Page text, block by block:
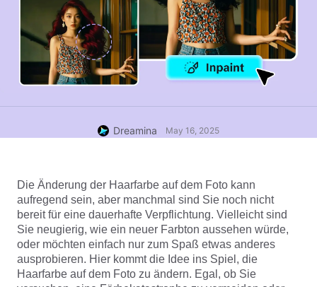
Dreamina May 16, 2025
Die Änderung der Haarfarbe auf dem Foto kann
aufregend sein, aber manchmal sind Sie noch nicht
bereit für eine dauerhafte Verpflichtung. Vielleicht sind
Sie neugierig, wie ein neuer Farbton aussehen würde,
oder möchten einfach nur zum Spaß etwas anderes
ausprobieren. Hier kommt die Idee ins Spiel, die
Haarfarbe auf dem Foto zu ändern. Egal, ob Sie